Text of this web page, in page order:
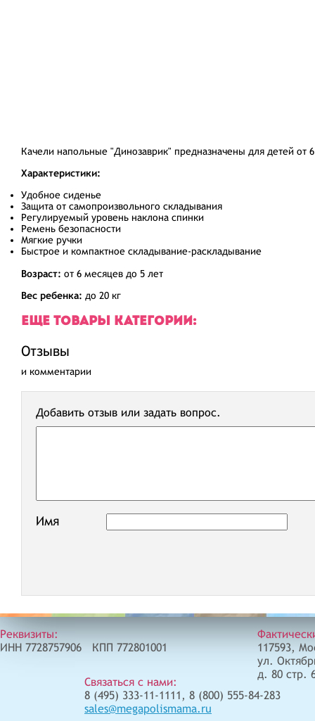
Качели напольные "Динозаврик" предназначены для детей от
Характеристики:
Удобное сиденье
Защита от самопроизвольного складывания
Регулируемый уровень наклона спинки
Ремень безопасности
Мягкие ручки
Быстрое и компактное складывание-раскладывание
Возраст: от 6 месяцев до 5 лет
Вес ребенка: до 20 кг
ЕЩЕ ТОВАРЫ КАТЕГОРИИ:
Отзывы
и комментарии
Добавить отзыв или задать вопрос.
Имя
Реквизиты:
ИНН 7728757906 КПП 772801001
Связаться с нами:
8 (495) 333-11-1111, 8 (800) 555-84-283
sales@megapolismama.ru
117593,
ул.
д. 80 стр.